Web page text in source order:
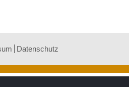
Datenschutz